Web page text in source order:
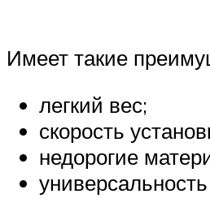
Имеет такие
легкий вес;
скорость
недорогие